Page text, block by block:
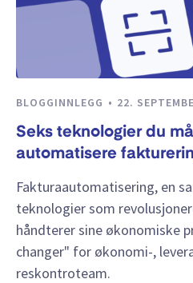
BLOGGINNLEGG 22.
Seks teknologier du
automatisere
Fakturaautomatisering, en
teknologier som
håndterer sine økonomiske
changer" for økonomi-,
reskontroteam.